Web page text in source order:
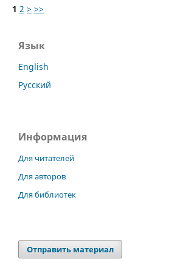
1 2 > >>
Язык
English
Русский
Информация
Для читателей
Для авторов
Для библиотек
Отправить материал